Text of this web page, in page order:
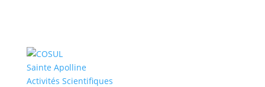
Sainte Apolline
Activités Scientifiques